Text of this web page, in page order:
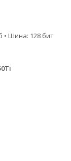
• Шина: 128 бит